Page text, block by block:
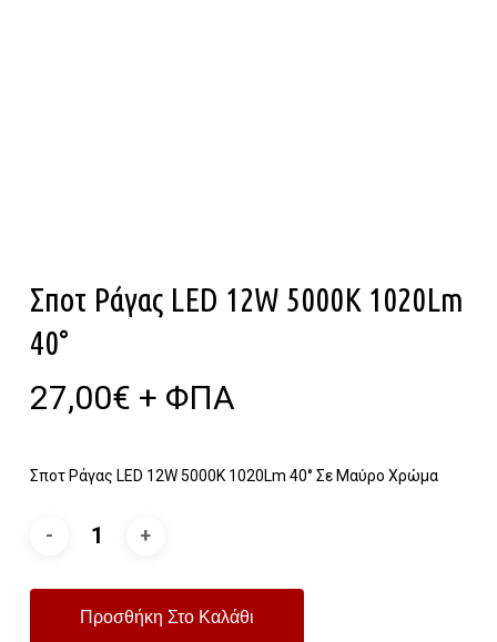
Σποτ Ράγας LED 12W 5000Κ 1020Lm
40°
27,00€ + ΦΠΑ
Σποτ Ράγας LED 12W 5000Κ 1020Lm 40° Σε Μαύρο Χρώμα
Προσθήκη Στο Καλάθι